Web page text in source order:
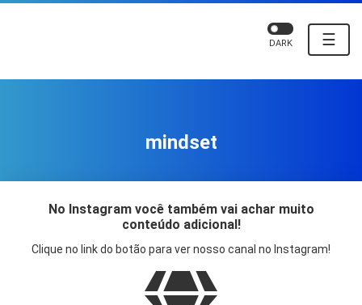
☰
DARK
mindset
No Instagram você também vai achar muito
conteúdo adicional!
Clique no link do botão para ver nosso canal no Instagram!